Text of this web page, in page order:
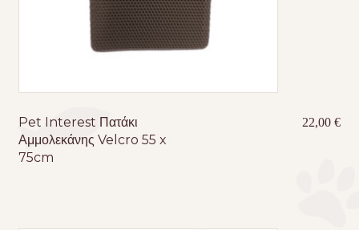
Pet Interest Πατάκι
Αμμολεκάνης Velcro 55 x
75cm
22,00€